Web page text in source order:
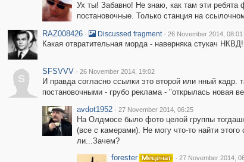
Ух ты! Забавно! Не знаю, как там эти ребята
постановочные. Только станция на
RAZ008426 · Discussed fragment · 26 November 2014, 08:01
Какая отвратительная морда - наверняка стукач НКВД!
S
SFSVVV · 26 November 2014, 19:02
И правда согласно ссылки это второй или нный кадр.
постановочными - грубо реклама - "открылась новая
avdot1952 · 27 November 2014, 06:25
На Олдмосе было фото целой группы
(все с камерами). Не могу что-то найти
ли...Зачем?
forester
· 27 November 2014,